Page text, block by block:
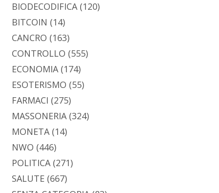
BIODECODIFICA(120)
BITCOIN (14)
CANCRO (163)
CONTROLLO (555)
ECONOMIA(174)
ESOTERISMO (55)
FARMACI (275)
MASSONERIA(324)
MONETA(14)
NWO (446)
POLITICA(271)
SALUTE (667)